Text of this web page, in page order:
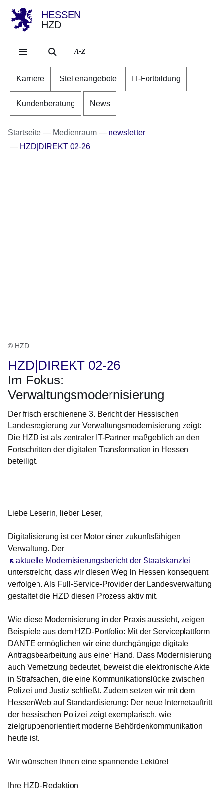
HESSEN
HZD
A-Z
Karriere Stellenangebote IT-Fortbildung
Kundenberatung News
Startseite Medienraum
newsletter
HZD|DIREKT 02-26
© HZD
HZD|DIREKT 02-26
Im Fokus:
Verwaltungsmodernisierung
Der frisch erschienene 3. Bericht der Hessischen
Landesregierung zur Verwaltungsmodernisierung zeigt:
Die HZD ist als zentraler IT-Partner maßgeblich an den
Fortschritten der digitalen Transformation in Hessen
beteiligt.
Liebe Leserin, lieber Leser,
Digitalisierung ist der Motor einer zukunftsfähigen
Verwaltung. Der
aktuelle Modernisierungsbericht der Staatskanzlei
Öffnet sich in einem neuen Fenster
unterstreicht, dass wir diesen Weg in Hessen konsequent
verfolgen. Als Full-Service-Provider der Landesverwaltung
gestaltet die HZD diesen Prozess aktiv mit.
Wie diese Modernisierung in der Praxis aussieht, zeigen
Beispiele aus dem HZD-Portfolio: Mit der Serviceplattform
DANTE ermöglichen wir eine durchgängige digitale
Antragsbearbeitung aus einer Hand. Dass Modernisierung
auch Vernetzung bedeutet, beweist die elektronische Akte
in Strafsachen, die eine Kommunikationslücke zwischen
Polizei und Justiz schließt. Zudem setzen wir mit dem
HessenWeb auf Standardisierung: Der neue Internetauftritt
der hessischen Polizei zeigt exemplarisch, wie
zielgruppenorientiert moderne Behördenkommunikation
heute ist.
Wir wünschen Ihnen eine spannende Lektüre!
Ihre HZD-Redaktion